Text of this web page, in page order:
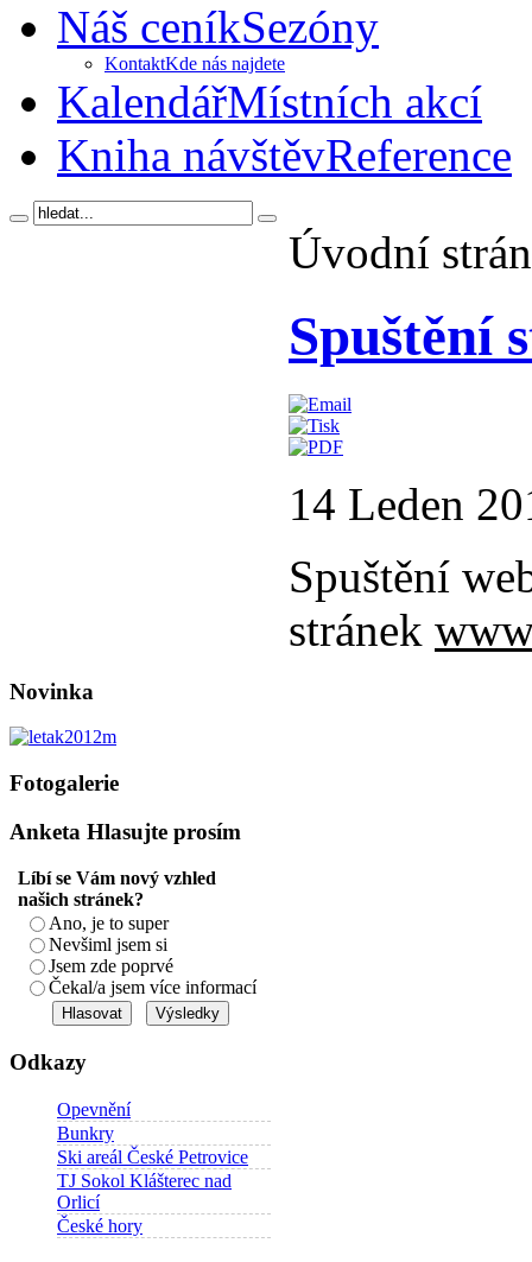
Náš ceníkSezóny
KontaktKde nás najdete
KalendářMístních akcí
Kniha návštěvReference
Úvodní
Spuštění
14 Leden
Spuštění
stránek
Novinka
Fotogalerie
Anketa Hlasujte prosím
Líbí se Vám nový vzhled
našich stránek?
Ano, je to super
Nevšiml jsem si
Jsem zde poprvé
Čekal/a jsem více informací
Odkazy
Opevnění
Bunkry
Ski areál České Petrovice
TJ Sokol Klášterec nad
Orlicí
České hory